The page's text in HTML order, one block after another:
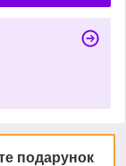
подарунок